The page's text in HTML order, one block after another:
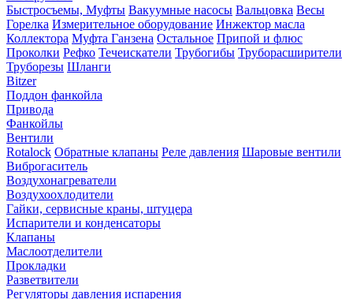
Быстросъемы, Муфты Вакуумные насосы Вальцовка Весы
Горелка Измерительное оборудование Инжектор масла
Коллектора Муфта Ганзена Остальное Припой и флюс
Проколки Рефко Течеискатели Трубогибы Труборасширители
Труборезы Шланги
Bitzer
Поддон фанкойла
Привода
Фанкойлы
Вентили
Rotalock Обратные клапаны Реле давления Шаровые вентили
Виброгаситель
Воздухонагреватели
Воздухоохлодители
Гайки, сервисные краны, штуцера
Испарители и конденсаторы
Клапаны
Маслоотделители
Прокладки
Разветвители
Регуляторы давления испарения